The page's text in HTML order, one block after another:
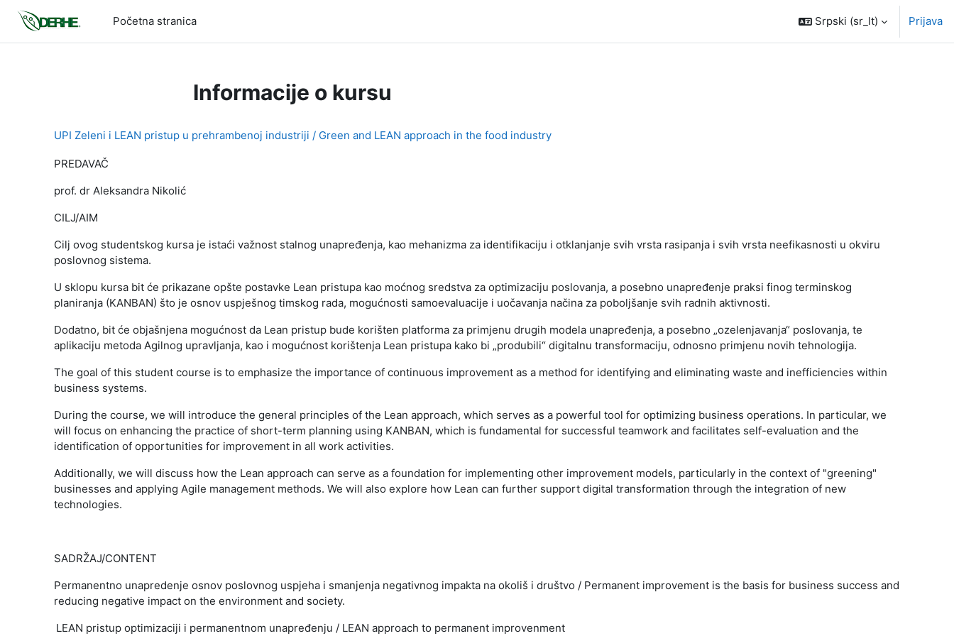
Idi na glavni sadržaj
Početna stranica
Srpski ‎(sr_lt)‎ Prijava
Informacije o kursu
UPI Zeleni i LEAN pristup u prehrambenoj industriji / Green and LEAN approach in the food industry
PREDAVAČ
prof. dr Aleksandra Nikolić
CILJ/AIM
Cilj ovog studentskog kursa je istaći važnost stalnog unapređenja, kao mehanizma za identifikaciju i otklanjanje svih vrsta rasipanja i svih vrsta neefikasnosti u okviru
poslovnog sistema.
U sklopu kursa bit će prikazane opšte postavke Lean pristupa kao moćnog sredstva za optimizaciju poslovanja, a posebno unapređenje praksi finog terminskog
planiranja (KANBAN) što je osnov uspješnog timskog rada, mogućnosti samoevaluacije i uočavanja načina za poboljšanje svih radnih aktivnosti.
Dodatno, bit će objašnjena mogućnost da Lean pristup bude korišten platforma za primjenu drugih modela unapređenja, a posebno „ozelenjavanja“ poslovanja, te
aplikaciju metoda Agilnog upravljanja, kao i mogućnost korištenja Lean pristupa kako bi „produbili“ digitalnu transformaciju, odnosno primjenu novih tehnologija.
The goal of this student course is to emphasize the importance of continuous improvement as a method for identifying and eliminating waste and inefficiencies within
business systems.
During the course, we will introduce the general principles of the Lean approach, which serves as a powerful tool for optimizing business operations. In particular, we
will focus on enhancing the practice of short-term planning using KANBAN, which is fundamental for successful teamwork and facilitates self-evaluation and the
identification of opportunities for improvement in all work activities.
Additionally, we will discuss how the Lean approach can serve as a foundation for implementing other improvement models, particularly in the context of "greening"
businesses and applying Agile management methods. We will also explore how Lean can further support digital transformation through the integration of new
technologies.
SADRŽAJ/CONTENT
Permanentno unapredenje osnov poslovnog uspjeha i smanjenja negativnog impakta na okoliš i društvo / Permanent improvement is the basis for business success and
reducing negative impact on the environment and society.
LEAN pristup optimizaciji i permanentnom unapređenju / LEAN approach to permanent improvenment